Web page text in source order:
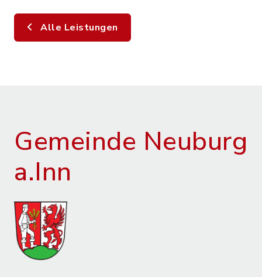
Alle Leistungen
Gemeinde Neuburg
a.Inn